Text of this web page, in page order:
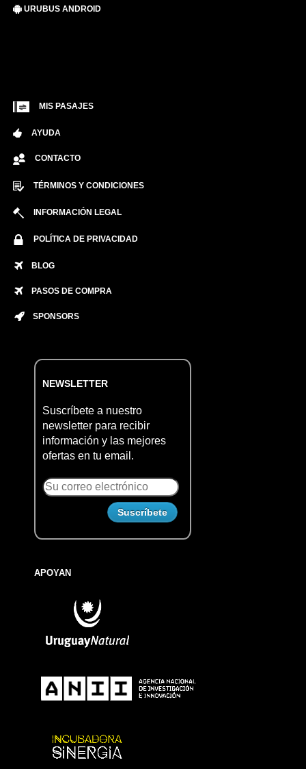
URUBUS ANDROID
MIS PASAJES
AYUDA
CONTACTO
TÉRMINOS Y CONDICIONES
INFORMACIÓN LEGAL
POLÍTICA DE PRIVACIDAD
BLOG
PASOS DE COMPRA
SPONSORS
NEWSLETTER
Suscríbete a nuestro
newsletter para recibir
información y las mejores
ofertas en tu email.
APOYAN